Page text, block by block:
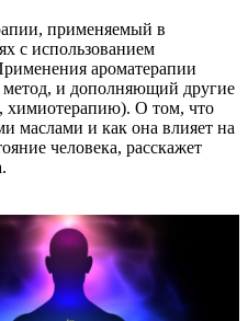
применяемый в
с использованием
ароматерапии
метод, и дополняющий другие
химиотерапию). О том, что
маслами и как она влияет на
человека, расскажет